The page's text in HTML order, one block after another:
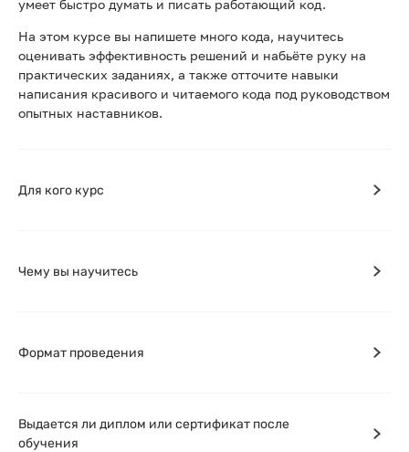
умеет быстро думать и писать работающий код.
На этом курсе вы напишете много кода, научитесь
оценивать эффективность решений и набьёте руку на
практических заданиях, а также отточите навыки
написания красивого и читаемого кода под руководством
опытных наставников.
Для кого курс
Чему вы научитесь
Формат проведения
Выдается ли диплом или сертификат после
обучения